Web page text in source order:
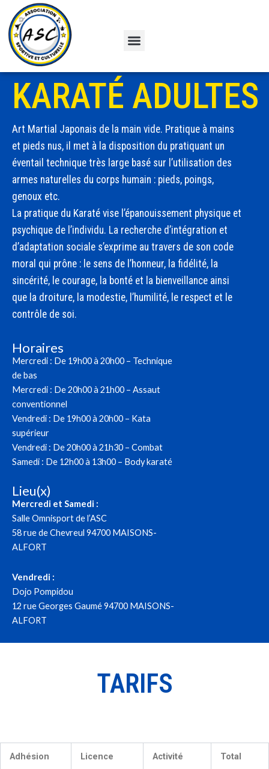
contenu
Menu
KARATÉ ADULTES
Art Martial Japonais de la main vide. Pratique à mains
et pieds nus, il met à la disposition du pratiquant un
éventail technique très large basé sur l’utilisation des
armes naturelles du corps humain : pieds, poings,
genoux etc.
La pratique du Karaté vise l’épanouissement physique et
psychique de l’individu. La recherche d’intégration et
d’adaptation sociale s’exprime au travers de son code
moral qui prône : le sens de l’honneur, la fidélité, la
sincérité, le courage, la bonté et la bienveillance ainsi
que la droiture, la modestie, l’humilité, le respect et le
contrôle de soi.
Horaires
Mercredi : De 19h00 à 20h00 – Technique
de bas
Mercredi : De 20h00 à 21h00 – Assaut
conventionnel
Vendredi : De 19h00 à 20h00 – Kata
supérieur
Vendredi : De 20h00 à 21h30 – Combat
Samedi : De 12h00 à 13h00 – Body karaté
Lieu(x)
Mercredi et Samedi :
Salle Omnisport de l’ASC
58 rue de Chevreul 94700 MAISONS-
ALFORT
Vendredi :
Dojo Pompidou
12 rue Georges Gaumé 94700 MAISONS-
ALFORT
TARIFS
Adhésion Licence Activité Total